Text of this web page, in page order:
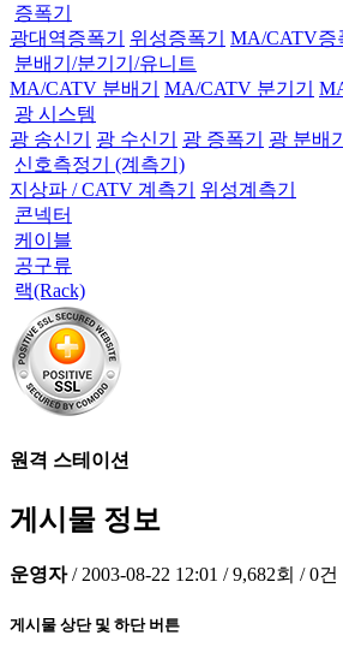
증폭기
광대역증폭기
위성증폭기
MA/CATV증
분배기/분기기/유니트
MA/CATV 분배기
MA/CATV 분기기
광 시스템
광 송신기
광 수신기 광 증폭기
광 분배기
신호측정기 (계측기)
지상파 / CATV 계측기
위성계측기
콘넥터
케이블
공구류
랙(Rack)
원격 스테이션
게시물 정보
운영자 / 2003-08-22 12:01 / 9,682회 / 0건
게시물 상단 및 하단 버튼